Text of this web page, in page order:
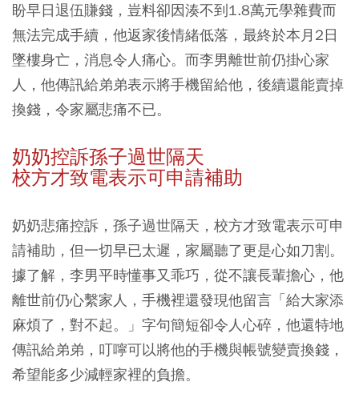
盼早日退伍賺錢，豈料卻因湊不到1.8萬元學雜費而
無法完成手續，他返家後情緒低落，最終於本月2日
墜樓身亡，消息令人痛心。而李男離世前仍掛心家
人，他傳訊給弟弟表示將手機留給他，後續還能賣掉
換錢，令家屬悲痛不已。
奶奶控訴孫子過世隔天
校方才致電表示可申請補助
奶奶悲痛控訴，孫子過世隔天，校方才致電表示可申
請補助，但一切早已太遲，家屬聽了更是心如刀割。
據了解，李男平時懂事又乖巧，從不讓長輩擔心，他
離世前仍心繫家人，手機裡還發現他留言「給大家添
麻煩了，對不起。」字句簡短卻令人心碎，他還特地
傳訊給弟弟，叮嚀可以將他的手機與帳號變賣換錢，
希望能多少減輕家裡的負擔。